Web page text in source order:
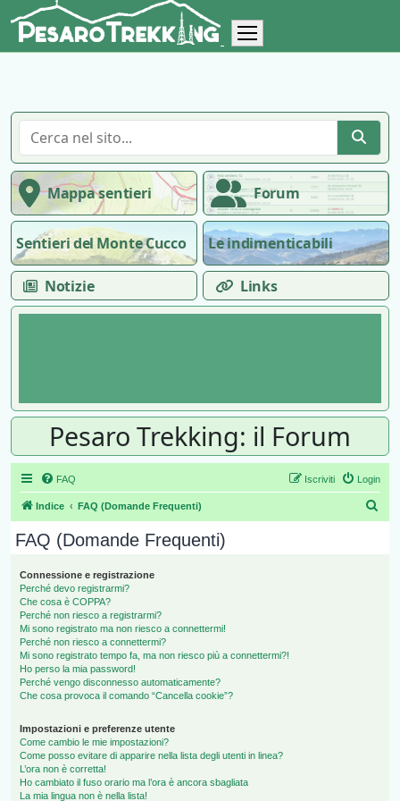
Pesaro Trekking: il Forum
FAQ Login
Iscriviti
Indice FAQ (Domande Frequenti)
FAQ (Domande Frequenti)
Connessione e registrazione
Perché devo registrarmi?
Che cosa è COPPA?
Perché non riesco a registrarmi?
Mi sono registrato ma non riesco a connettermi!
Perché non riesco a connettermi?
Mi sono registrato tempo fa, ma non riesco più a connettermi?!
Ho perso la mia password!
Perché vengo disconnesso automaticamente?
Che cosa provoca il comando “Cancella cookie”?
Impostazioni e preferenze utente
Come cambio le mie impostazioni?
Come posso evitare di apparire nella lista degli utenti in linea?
L’ora non è corretta!
Ho cambiato il fuso orario ma l’ora è ancora sbagliata
La mia lingua non è nella lista!
Mappa sentieri Forum
Sentieri del Monte Cucco Le indimenticabili
Notizie Links